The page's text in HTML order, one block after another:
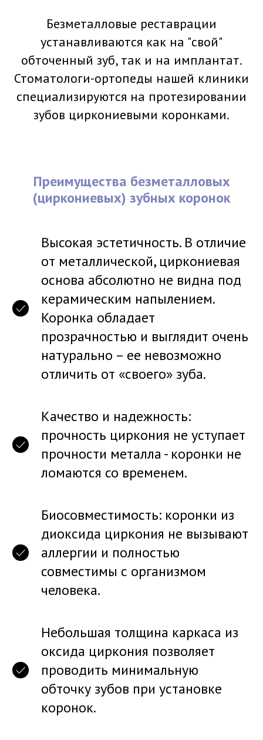
Безметалловые реставрации
устанавливаются как на "свой"
обточенный зуб, так и на имплантат.
Стоматологи-ортопеды нашей клиники
специализируются на протезировании
зубов циркониевыми коронками.
Преимущества безметалловых
(циркониевых) зубных коронок
Высокая эстетичность. В отличие
от металлической, циркониевая
основа абсолютно не видна под
керамическим напылением.
Коронка обладает
прозрачностью и выглядит очень
натурально – ее невозможно
отличить от «своего» зуба.
Качество и надежность:
прочность циркония не уступает
прочности металла - коронки не
ломаются со временем.
Биосовместимость: коронки из
диоксида циркония не вызывают
аллергии и полностью
совместимы с организмом
человека.
Небольшая толщина каркаса из
оксида циркония позволяет
проводить минимальную
обточку зубов при установке
коронок.